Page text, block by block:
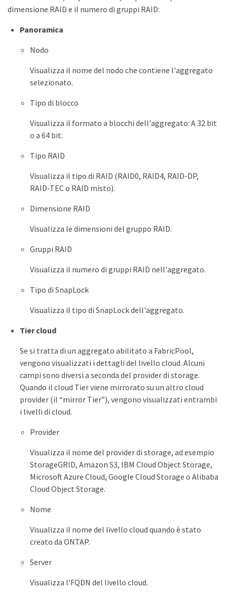
dimensione RAID e il numero di gruppi RAID:
Panoramica
Nodo
Visualizza il nome del nodo che contiene l'aggregato
selezionato.
Tipo di blocco
Visualizza il formato a blocchi dell'aggregato: A 32 bit
o a 64 bit.
Tipo RAID
Visualizza il tipo di RAID (RAID0, RAID4, RAID-DP,
RAID-TEC o RAID misto).
Dimensione RAID
Visualizza le dimensioni del gruppo RAID.
Gruppi RAID
Visualizza il numero di gruppi RAID nell'aggregato.
Tipo di SnapLock
Visualizza il tipo di SnapLock dell'aggregato.
Tier cloud
Se si tratta di un aggregato abilitato a FabricPool,
vengono visualizzati i dettagli del livello cloud. Alcuni
campi sono diversi a seconda del provider di storage.
Quando il cloud Tier viene mirrorato su un altro cloud
provider (il “mirror Tier”), vengono visualizzati entrambi
i livelli di cloud.
Provider
Visualizza il nome del provider di storage, ad esempio
StorageGRID, Amazon S3, IBM Cloud Object Storage,
Microsoft Azure Cloud, Google Cloud Storage o Alibaba
Cloud Object Storage.
Nome
Visualizza il nome del livello cloud quando è stato
creato da ONTAP.
Server
Visualizza l'FQDN del livello cloud.